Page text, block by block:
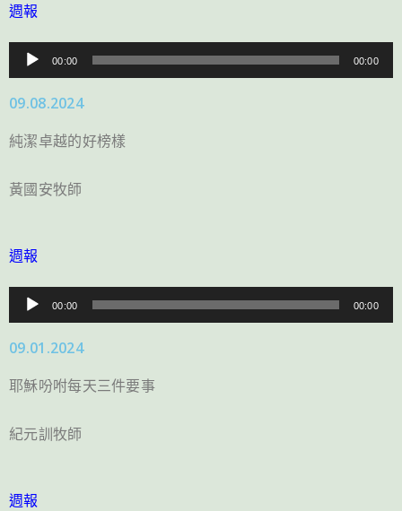
週報
訊
播
放
00:00 00:00
09.08.2024
純潔卓越的好榜樣
黃國安牧師
週報
訊
播
放
00:00 00:00
09.01.2024
耶穌吩咐每天三件要事
紀元訓牧師
週報